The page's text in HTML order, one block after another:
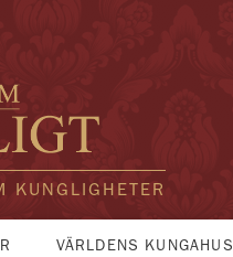
KUNGLIGHETER
VÄRLDENS KUNGAHUS